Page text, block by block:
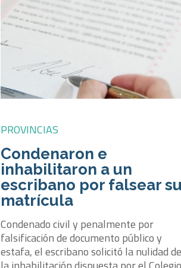
PROVINCIAS
Condenaron e
inhabilitaron a un
escribano por falsear su
matrícula
Condenado civil y penalmente por
falsificación de documento público y
estafa, el escribano solicitó la nulidad de